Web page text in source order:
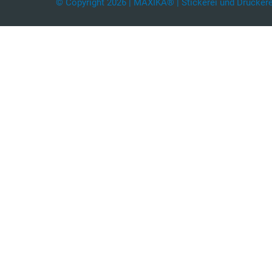
© Copyright 2026 | MAXIKA® | Stickerei und